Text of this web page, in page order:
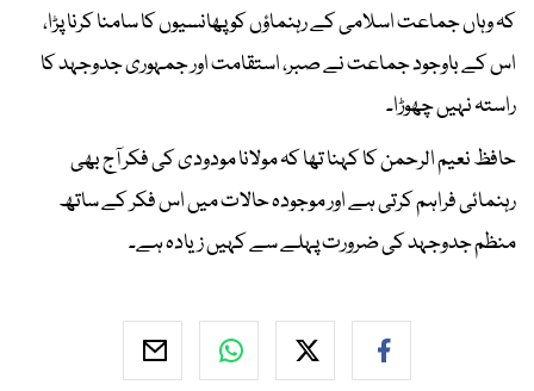
کہ وہاں جماعت اسلامی کے رہنماؤں کو پھانسیوں کا سامنا کرنا پڑا،
اس کے باوجود جماعت نے صبر، استقامت اور جمہوری جدوجہد کا
راستہ نہیں چھوڑا۔
حافظ نعیم الرحمن کا کہنا تھا کہ مولانا مودودی کی فکر آج بھی
رہنمائی فراہم کرتی ہے اور موجودہ حالات میں اس فکر کے ساتھ
منظم جدوجہد کی ضرورت پہلے سے کہیں زیادہ ہے۔